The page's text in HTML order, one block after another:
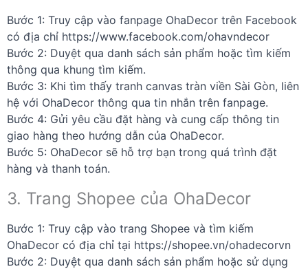
Bước 1: Truy cập vào fanpage OhaDecor trên Facebook
có địa chỉ https://www.facebook.com/ohavndecor
Bước 2: Duyệt qua danh sách sản phẩm hoặc tìm kiếm
thông qua khung tìm kiếm.
Bước 3: Khi tìm thấy tranh canvas tràn viền Sài Gòn, liên
hệ với OhaDecor thông qua tin nhắn trên fanpage.
Bước 4: Gửi yêu cầu đặt hàng và cung cấp thông tin
giao hàng theo hướng dẫn của OhaDecor.
Bước 5: OhaDecor sẽ hỗ trợ bạn trong quá trình đặt
hàng và thanh toán.
3. Trang Shopee của OhaDecor
Bước 1: Truy cập vào trang Shopee và tìm kiếm
OhaDecor có địa chỉ tại https://shopee.vn/ohadecorvn
Bước 2: Duyệt qua danh sách sản phẩm hoặc sử dụng